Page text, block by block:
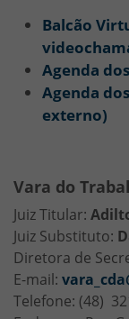
Balcão
Agenda
Agenda
externo)
Vara do
Juiz Titular:
Juiz Substituto:
Diretora de
E-mail:
Telefone: (48)